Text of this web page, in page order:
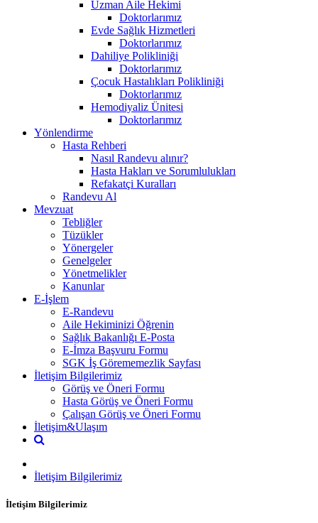
Uzman Aile Hekimi
Doktorlarımız
Evde Sağlık Hizmetleri
Doktorlarımız
Dahiliye Polikliniği
Doktorlarımız
Çocuk Hastalıkları Polikliniği
Doktorlarımız
Hemodiyaliz Ünitesi
Doktorlarımız
Yönlendirme
Hasta Rehberi
Nasıl Randevu alınır?
Hasta Hakları ve Sorumlulukları
Refakatçi Kuralları
Randevu Al
Mevzuat
Tebliğler
Tüzükler
Yönergeler
Genelgeler
Yönetmelikler
Kanunlar
E-İşlem
E-Randevu
Aile Hekiminizi Öğrenin
Sağlık Bakanlığı E-Posta
E-İmza Başvuru Formu
SGK İş Görememezlik Sayfası
İletişim Bilgilerimiz
Görüş ve Öneri Formu
Hasta Görüş ve Öneri Formu
Çalışan Görüş ve Öneri Formu
İletişim&Ulaşım
İletişim Bilgilerimiz
İletişim Bilgilerimiz